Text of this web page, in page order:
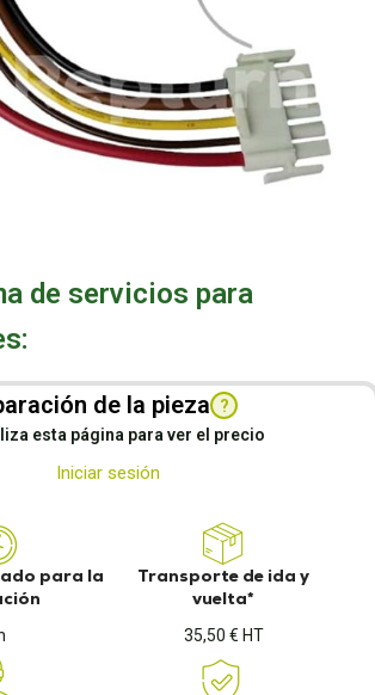
de servicios para
de la pieza ?
esta página para ver el precio
Iniciar sesión
para la
Transporte de ida y
vuelta*
35,50 € HT